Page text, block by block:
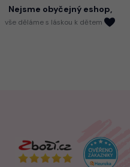
Nejsme obyčejný eshop,
vše děláme s láskou k dětem